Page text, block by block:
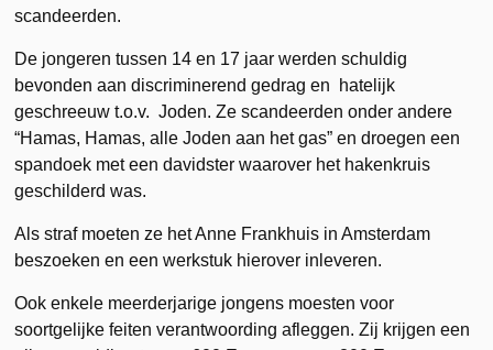
scandeerden.
De jongeren tussen 14 en 17 jaar werden schuldig
bevonden aan discriminerend gedrag en hatelijk
geschreeuw t.o.v. Joden. Ze scandeerden onder andere
“Hamas, Hamas, alle Joden aan het gas” en droegen een
spandoek met een davidster waarover het hakenkruis
geschilderd was.
Als straf moeten ze het Anne Frankhuis in Amsterdam
beszoeken en een werkstuk hierover inleveren.
Ook enkele meerderjarige jongens moesten voor
soortgelijke feiten verantwoording afleggen. Zij krijgen een